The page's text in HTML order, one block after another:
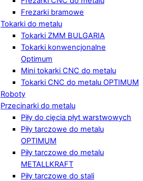
Frezarki bramowe
Tokarki do metalu
Tokarki ZMM BULGARIA
Tokarki konwencjonalne
Optimum
Mini tokarki CNC do metalu
Tokarki CNC do metalu OPTIMUM
Roboty
Przecinarki do metalu
Piły do cięcia płyt warstwowych
Piły tarczowe do metalu
OPTIMUM
Piły tarczowe do metalu
METALLKRAFT
Piły tarczowe do stali